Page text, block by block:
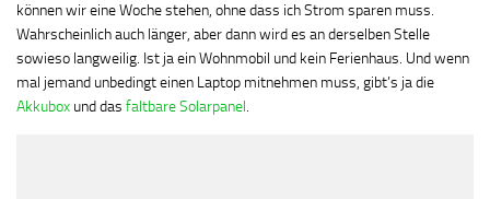
können wir eine Woche stehen, ohne dass ich Strom sparen muss.
Wahrscheinlich auch länger, aber dann wird es an derselben Stelle
sowieso langweilig. Ist ja ein Wohnmobil und kein Ferienhaus. Und wenn
mal jemand unbedingt einen Laptop mitnehmen muss, gibt’s ja die
Akkubox und das faltbare Solarpanel.